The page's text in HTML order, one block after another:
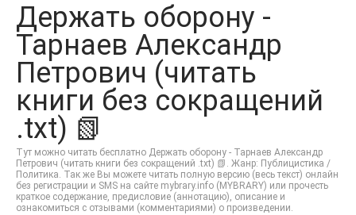
Держать оборону -
Тарнаев Александр
Петрович (читать
книги без сокращений
.txt) 📗
Тут можно читать бесплатно Держать оборону - Тарнаев Александр
Петрович (читать книги без сокращений .txt) 📗. Жанр: Публицистика /
Политика. Так же Вы можете читать полную версию (весь текст) онлайн
без регистрации и SMS на сайте mybrary.info (MYBRARY) или прочесть
краткое содержание, предисловие (аннотацию), описание и
ознакомиться с отзывами (комментариями) о произведении.